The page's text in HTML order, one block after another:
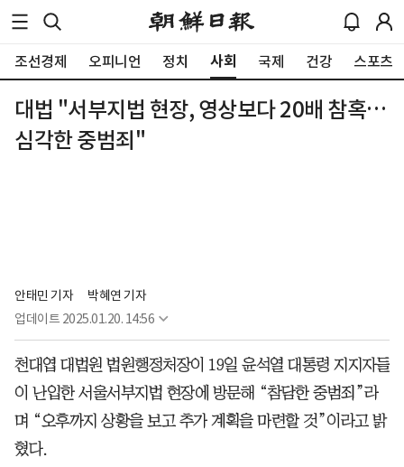
조선경제 오피니언 정치 사회 국제 건강 스포츠
대법 "서부지법 현장, 영상보다 20배 참혹…
심각한 중범죄"
안태민 기자
박혜연 기자
업데이트 2025.01.20. 14:56
천대엽 대법원 법원행정처장이 19일 윤석열 대통령 지지자들
이 난입한 서울서부지법 현장에 방문해 “참담한 중범죄”라
며 “오후까지 상황을 보고 추가 계획을 마련할 것”이라고 밝
혔다.